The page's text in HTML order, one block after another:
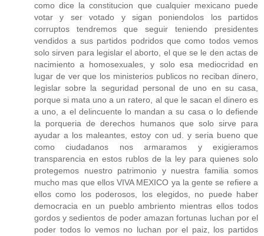
como dice la constitucion que cualquier mexicano puede
votar y ser votado y sigan poniendolos los partidos
corruptos tendremos que seguir teniendo presidentes
vendidos a sus partidos podridos que como todos vemos
solo sirven para legislar el aborto, el que se le den actas de
nacimiento a homosexuales, y solo esa mediocridad en
lugar de ver que los ministerios publicos no reciban dinero,
legislar sobre la seguridad personal de uno en su casa,
porque si mata uno a un ratero, al que le sacan el dinero es
a uno, a el delincuente lo mandan a su casa o lo defiende
la porqueria de derechos humanos que solo sirve para
ayudar a los maleantes, estoy con ud. y seria bueno que
como ciudadanos nos armaramos y exigieramos
transparencia en estos rublos de la ley para quienes solo
protegemos nuestro patrimonio y nuestra familia somos
mucho mas que ellos VIVA MEXICO ya la gente se refiere a
ellos como los poderosos, los elegidos, no puede haber
democracia en un pueblo ambriento mientras ellos todos
gordos y sedientos de poder amazan fortunas luchan por el
poder todos lo vemos no luchan por el paiz, los partidos